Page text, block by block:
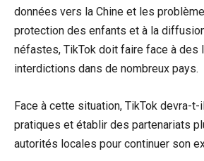
données vers la Chine et les
protection des enfants et à la
néfastes, TikTok doit faire face à des
interdictions dans de nombreux pays.
Face à cette situation, TikTok devra-
pratiques et établir des partenariats
autorités locales pour continuer son